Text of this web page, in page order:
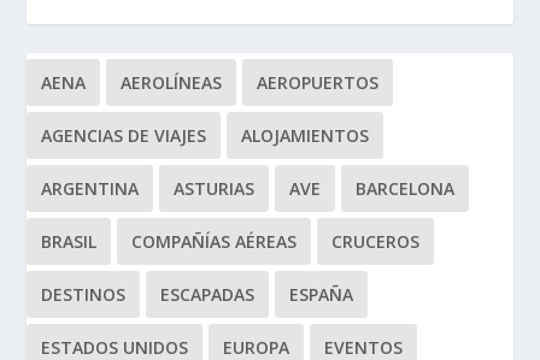
AENA AEROLÍNEAS AEROPUERTOS
AGENCIAS DE VIAJES ALOJAMIENTOS
ARGENTINA ASTURIAS AVE BARCELONA
BRASIL COMPAÑÍAS AÉREAS CRUCEROS
DESTINOS ESCAPADAS ESPAÑA
ESTADOS UNIDOS EUROPA EVENTOS